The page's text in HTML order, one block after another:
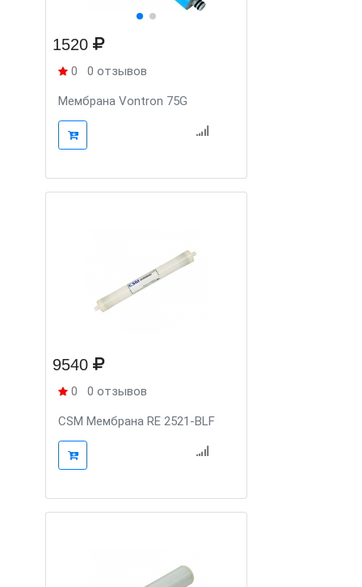
1520
0 0 отзывов
Мембрана Vontron 75G
9540
0 0 отзывов
CSM Мембрана RE 2521-BLF